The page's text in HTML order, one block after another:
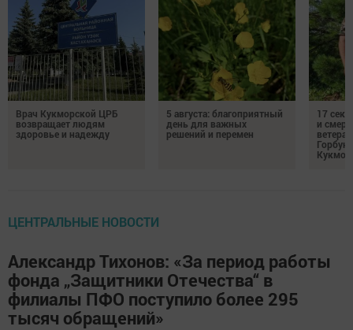
Врач Кукморской ЦРБ
возвращает людям
здоровье и надежду
5 августа: благоприятный
день для важных
решений и перемен
17
и
ЦЕНТРАЛЬНЫЕ НОВОСТИ
Александр Тихонов: «За период работы
фонда „Защитники Отечества“ в
филиалы ПФО поступило более 295
тысяч обращений»